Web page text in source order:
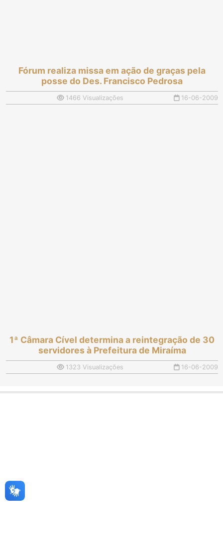
Fórum realiza missa em ação de graças pela
posse do Des. Francisco Pedrosa
1466 Visualizações 16-06-2009
1ª Câmara Cível determina a reintegração de 30
servidores à Prefeitura de Miraíma
1323 Visualizações 16-06-2009